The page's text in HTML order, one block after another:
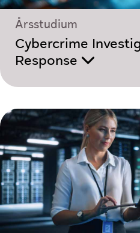
Årsstudium
Cybercrime
Response